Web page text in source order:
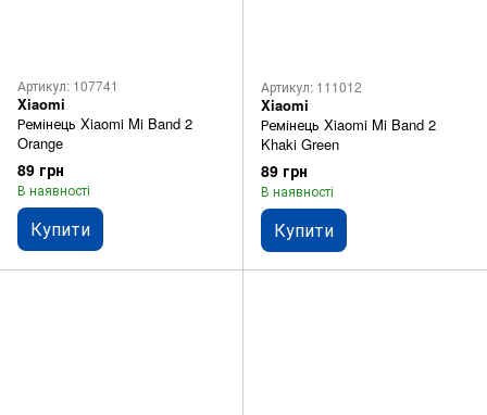
Артикул: 107741
Xiaomi
Ремінець Xiaomi Mi Band 2
Orange
89 грн
В наявності
Купити
Артикул: 111012
Xiaomi
Ремінець Xiaomi Mi Band 2
Khaki Green
89 грн
В наявності
Купити